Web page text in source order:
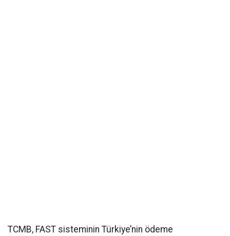
TCMB, FAST sisteminin Türkiye’nin ödeme